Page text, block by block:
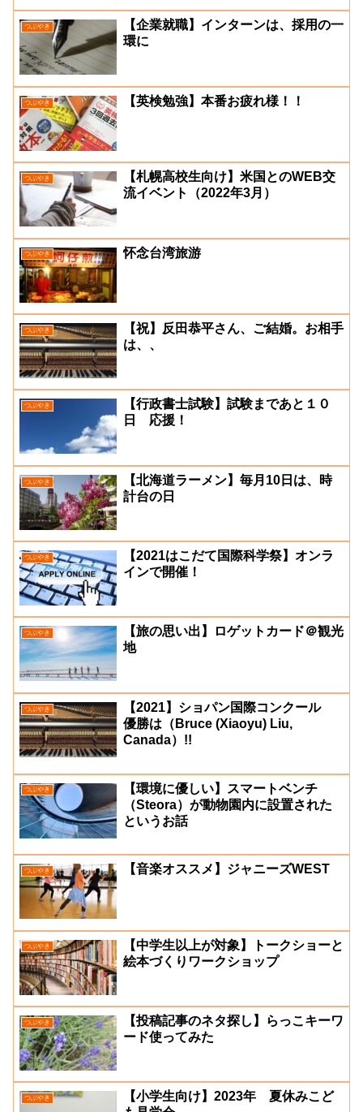
つぶやき
【企業就職】インターンは、採用の一
環に
つぶやき 【英検勉強】本番お疲れ様！！
つぶやき
【札幌高校生向け】米国とのWEB交
流イベント（2022年3月）
つぶやき 怀念台湾旅游
つぶやき
【祝】反田恭平さん、ご結婚。お相手
は、、
つぶやき
【行政書士試験】試験まであと１０
日 応援！
つぶやき
【北海道ラーメン】毎月10日は、時
計台の日
つぶやき
【2021はこだて国際科学祭】オンラ
インで開催！
つぶやき
【旅の思い出】ロゲットカード＠観光
地
つぶやき
【2021】ショパン国際コンクール
優勝は（Bruce (Xiaoyu) Liu,
Canada）!!
つぶやき
【環境に優しい】スマートベンチ
（Steora）が動物園内に設置された
というお話
つぶやき 【音楽オススメ】ジャニーズWEST
つぶやき
【中学生以上が対象】トークショーと
絵本づくりワークショップ
つぶやき
【投稿記事のネタ探し】らっこキーワ
ード使ってみた
つぶやき
【小学生向け】2023年 夏休みこど